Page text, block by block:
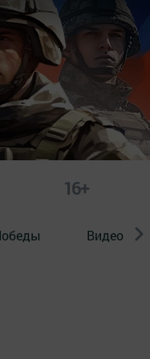
16+
Видео